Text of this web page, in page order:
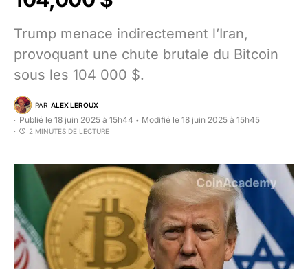
Trump menace indirectement l’Iran,
provoquant une chute brutale du Bitcoin
sous les 104 000 $.
PAR ALEX LEROUX
Publié le 18 juin 2025 à 15h44 • Modifié le 18 juin 2025 à 15h45
2 MINUTES DE LECTURE